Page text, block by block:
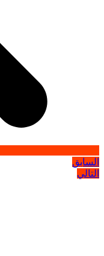
السابق
التالي